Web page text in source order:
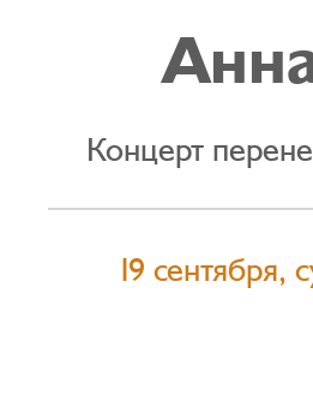
Концерт
19 сентября,